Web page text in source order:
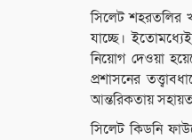
সিলেট শহরতলির
যাচ্ছে।
নিয়োগ দেওয়া
প্রশাসনের
আন্তরিকতায়
সিলেট কিডনি